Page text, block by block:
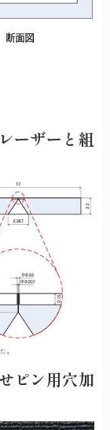
ーザーと組
。
ピン用穴加